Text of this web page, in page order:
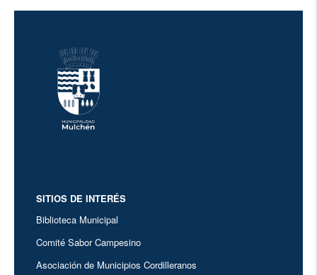
SITIOS DE INTERÉS
Biblioteca Municipal
Comité Sabor Campesino
Asociación de Municipios Cordilleranos